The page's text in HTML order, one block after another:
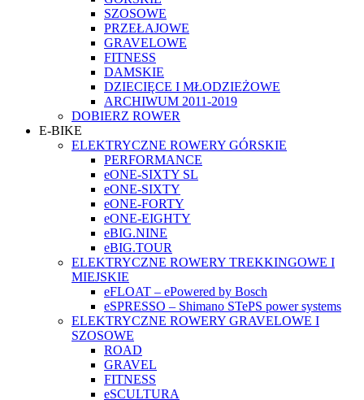
SZOSOWE
PRZEŁAJOWE
GRAVELOWE
FITNESS
DAMSKIE
DZIECIĘCE I MŁODZIEŻOWE
ARCHIWUM 2011-2019
DOBIERZ ROWER
E-BIKE
ELEKTRYCZNE ROWERY GÓRSKIE
PERFORMANCE
eONE-SIXTY SL
eONE-SIXTY
eONE-FORTY
eONE-EIGHTY
eBIG.NINE
eBIG.TOUR
ELEKTRYCZNE ROWERY TREKKINGOWE I
MIEJSKIE
eFLOAT – ePowered by Bosch
eSPRESSO – Shimano STePS power systems
ELEKTRYCZNE ROWERY GRAVELOWE I
SZOSOWE
ROAD
GRAVEL
FITNESS
eSCULTURA